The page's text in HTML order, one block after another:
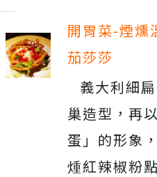
開胃菜-煙燻
茄莎莎
義大利細
巢造型，再
蛋」的形象
煄紅辣椒粉